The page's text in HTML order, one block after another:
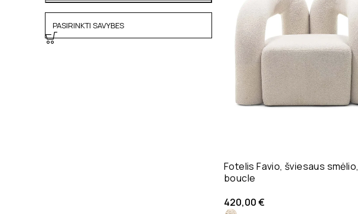
PASIRINKTI SAVYBES
Fotelis Favio, šviesaus smėlio,
boucle
420,00€